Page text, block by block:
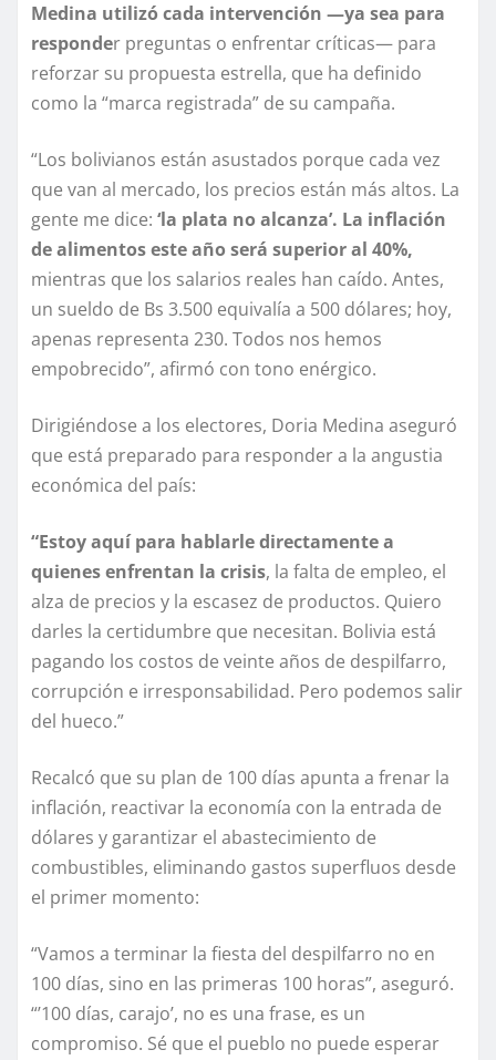
Medina utilizó cada intervención —ya sea para
responder preguntas o enfrentar críticas— para
reforzar su propuesta estrella, que ha definido
como la “marca registrada” de su campaña.
“Los bolivianos están asustados porque cada vez
que van al mercado, los precios están más altos. La
gente me dice: ‘la plata no alcanza’. La inflación
de alimentos este año será superior al 40%,
mientras que los salarios reales han caído. Antes,
un sueldo de Bs 3.500 equivalía a 500 dólares; hoy,
apenas representa 230. Todos nos hemos
empobrecido”, afirmó con tono enérgico.
Dirigiéndose a los electores, Doria Medina aseguró
que está preparado para responder a la angustia
económica del país:
“Estoy aquí para hablarle directamente a
quienes enfrentan la crisis, la falta de empleo, el
alza de precios y la escasez de productos. Quiero
darles la certidumbre que necesitan. Bolivia está
pagando los costos de veinte años de despilfarro,
corrupción e irresponsabilidad. Pero podemos salir
del hueco.”
Recalcó que su plan de 100 días apunta a frenar la
inflación, reactivar la economía con la entrada de
dólares y garantizar el abastecimiento de
combustibles, eliminando gastos superfluos desde
el primer momento:
“Vamos a terminar la fiesta del despilfarro no en
100 días, sino en las primeras 100 horas”, aseguró.
“’100 días, carajo’, no es una frase, es un
compromiso. Sé que el pueblo no puede esperar